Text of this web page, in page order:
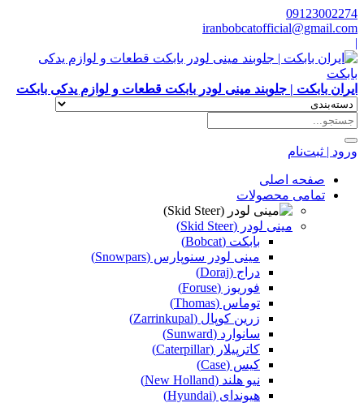
09123002274
iranbobcatofficial@gmail.com
|
ایران بابکت | جلوبند مینی لودر بابکت قطعات و لوازم یدکی بابکت
ورود | ثبت‌نام
صفحه اصلی
تمامی محصولات
مینی لودر (Skid Steer)
بابکت (Bobcat)
مینی لودر سنوپارس (Snowpars)
دراج (Doraj)
فوریوز (Foruse)
توماس (Thomas)
زرین کوپال (Zarrinkupal)
سانوارد (Sunward)
کاترپیلار (Caterpillar)
کیس (Case)
نیو هلند (New Holland)
هیوندای (Hyundai)